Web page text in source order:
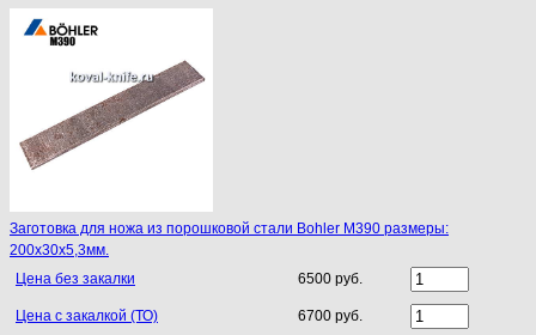
Заготовка для ножа из порошковой стали Bohler M390 размеры:
200х30х5,3мм.
Цена без закалки
6500 руб.
Цена с закалкой (ТО) 6700 руб.